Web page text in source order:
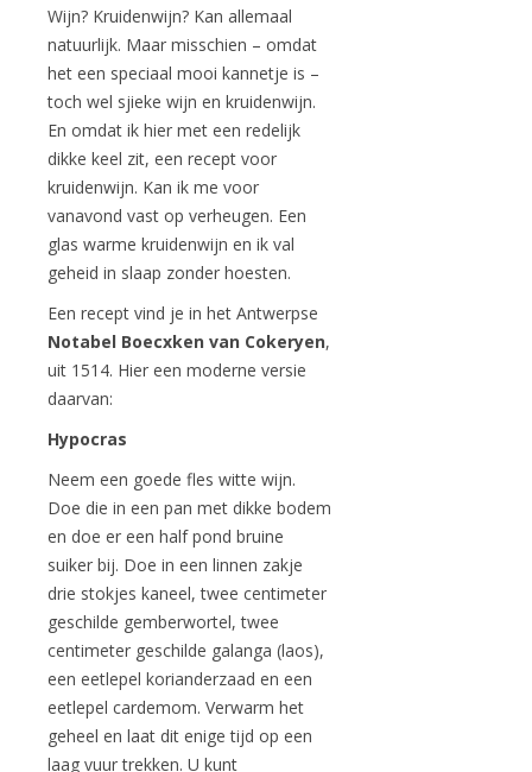
Wijn? Kruidenwijn? Kan allemaal
natuurlijk. Maar misschien – omdat
het een speciaal mooi kannetje is –
toch wel sjieke wijn en kruidenwijn.
En omdat ik hier met een redelijk
dikke keel zit, een recept voor
kruidenwijn. Kan ik me voor
vanavond vast op verheugen. Een
glas warme kruidenwijn en ik val
geheid in slaap zonder hoesten.
Een recept vind je in het Antwerpse
Notabel Boecxken van Cokeryen,
uit 1514. Hier een moderne versie
daarvan:
Hypocras
Neem een goede fles witte wijn.
Doe die in een pan met dikke bodem
en doe er een half pond bruine
suiker bij. Doe in een linnen zakje
drie stokjes kaneel, twee centimeter
geschilde gemberwortel, twee
centimeter geschilde galanga (laos),
een eetlepel korianderzaad en een
eetlepel cardemom. Verwarm het
geheel en laat dit enige tijd op een
laag vuur trekken. U kunt